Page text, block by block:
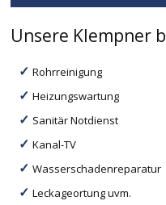
Unsere Klempner
Rohrreinigung
Heizungswartung
Sanitär Notdienst
Kanal-TV
Wasserschadenreparatur
Leckageortung uvm.